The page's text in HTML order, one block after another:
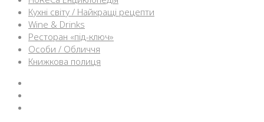
Кухні світу / Найкращі рецепти
Wine & Drinks
Ресторан «під-ключ»
Особи / Обличчя
Книжкова полиця